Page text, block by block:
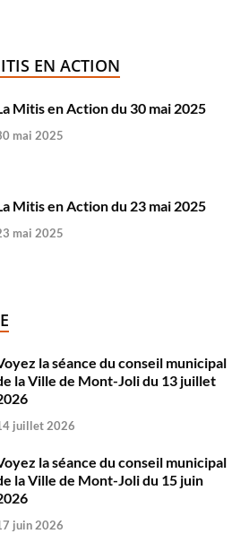
EN ACTION
Mitis en Action du 30 mai 2025
mai 2025
Mitis en Action du 23 mai 2025
mai 2025
la séance du conseil municipal
la Ville de Mont-Joli du 13 juillet
juillet 2026
la séance du conseil municipal
la Ville de Mont-Joli du 15 juin
juin 2026